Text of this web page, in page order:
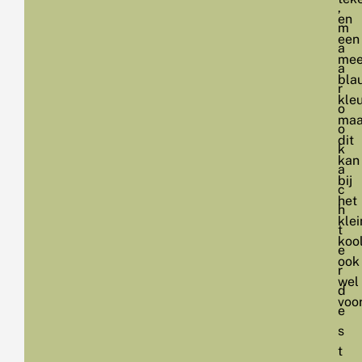
,
m
a
a
r
o
o
k
a
c
h
t
e
r
d
e
s
t
en
een
dit
kan
bij
het
ook
wel